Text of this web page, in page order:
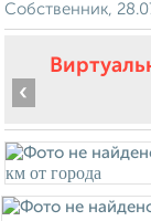
Собственник,
‹